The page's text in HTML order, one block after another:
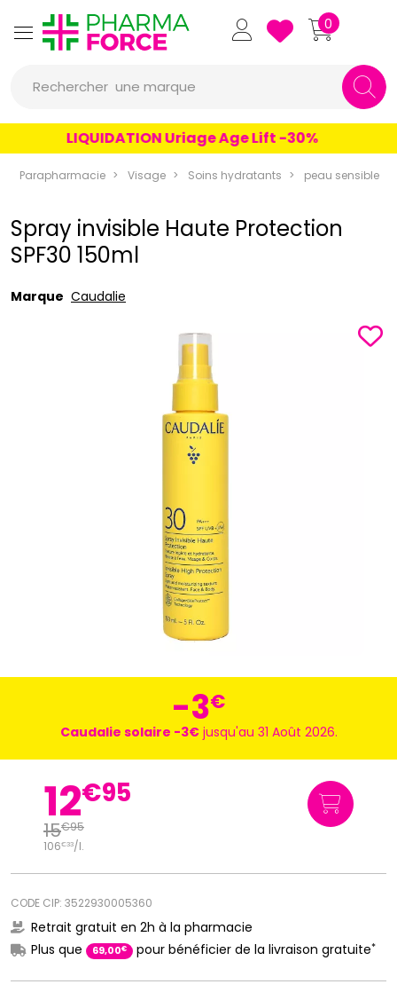
Pharmaforce Grande
0
Rechercher
un produit
une marque
LIQUIDATION Uriage Age Lift -30%
Parapharmacie Visage Soins hydratants peau sensible
Spray invisible Haute Protection
SPF30 150ml
Marque Caudalie
-3€
Caudalie solaire -3€jusqu'au 31 Août 2026.
12€95
15€95
106€33/l.
CODE CIP: 3522930005360
Retrait gratuit en 2h à la pharmacie
Plus que
69,00€ pour bénéficier de la livraison gratuite*